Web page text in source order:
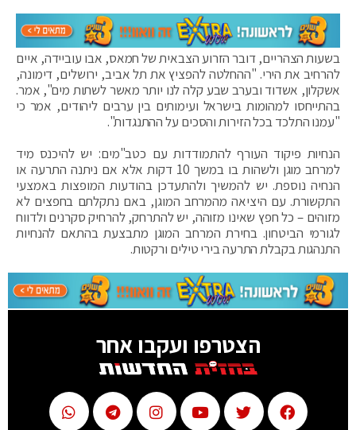
בשעות הצהריים, דובר הזרוע הצבאית של חמאס, אבו עוביידה, איים
להרחיב את הירי. "ההחלטה להפציץ את תל אביב, ירושלים, דימונה,
אשקלון, אשדוד ובערב שבע קלה לנו יותר מאשר לשתות מים", אמר.
בהתייחסו למהומות בישראל ועימותים בין ערבים ליהודים, אמר כי
"עמנו התלכד בכל הזירות והסכים על ההתנגדות".
הנחיות פיקוד העורף להתמודדות עם כטב"מים: יש להיכנס מיד
למרחב מוגן ולשהות בו במשך 10 דקות אלא אם ניתנה התרעה או
הנחיה נוספת. יש להמשיך ולהתעדכן בהודעות המופצות באמצעי
התקשורת. עם היציאה מהמרחב המוגן, באם נתקלתם בחפצים לא
מזוהים – כל חפץ שאינו מזוהה, יש להתרחק, להרחיק סקרנים ולדווח
לגורמי הביטחון. בחירת המרחב המוגן מתבצעת בהתאם להנחיות
התנהגות בקבלת התרעה בירי טילים ורקטות.
הצטרפו ועקבו אחר